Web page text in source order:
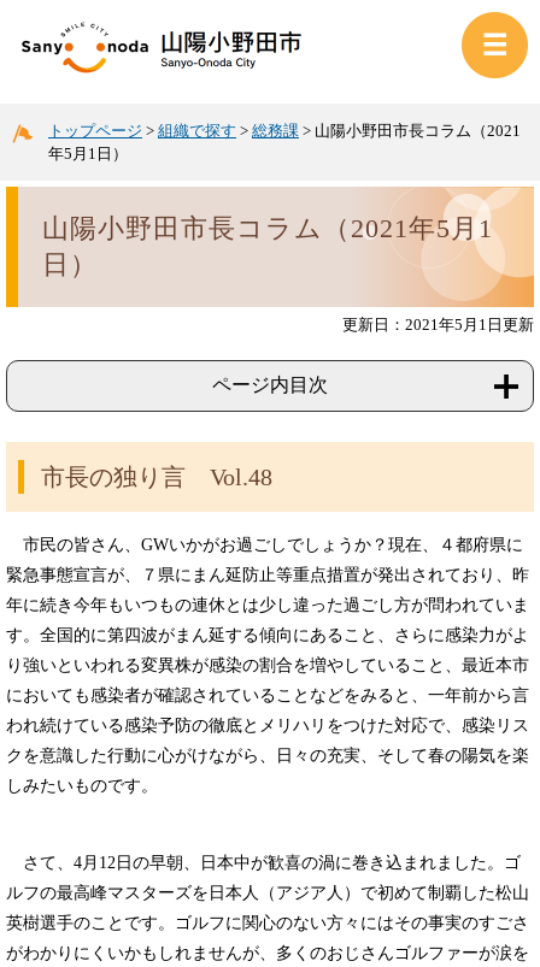
トップページ > 組織で探す > 総務課 > 山陽小野田市長コラム（2021
年5月1日）
山陽小野田市長コラム（2021年5月1
日）
更新日：2021年5月1日更新
ページ内目次
市長の独り言 Vol.48
市民の皆さん、GWいかがお過ごしでしょうか？現在、４都府県に
緊急事態宣言が、７県にまん延防止等重点措置が発出されており、昨
年に続き今年もいつもの連休とは少し違った過ごし方が問われていま
す。全国的に第四波がまん延する傾向にあること、さらに感染力がよ
り強いといわれる変異株が感染の割合を増やしていること、最近本市
においても感染者が確認されていることなどをみると、一年前から言
われ続けている感染予防の徹底とメリハリをつけた対応で、感染リス
クを意識した行動に心がけながら、日々の充実、そして春の陽気を楽
しみたいものです。
さて、4月12日の早朝、日本中が歓喜の渦に巻き込まれました。ゴ
ルフの最高峰マスターズを日本人（アジア人）で初めて制覇した松山
英樹選手のことです。ゴルフに関心のない方々にはその事実のすごさ
がわかりにくいかもしれませんが、多くのおじさんゴルファーが涙を